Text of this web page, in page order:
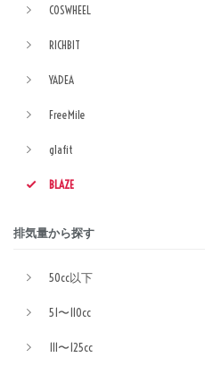
COSWHEEL
RICHBIT
YADEA
FreeMile
glafit
BLAZE
排気量から探す
50cc以下
51〜110cc
111〜125cc